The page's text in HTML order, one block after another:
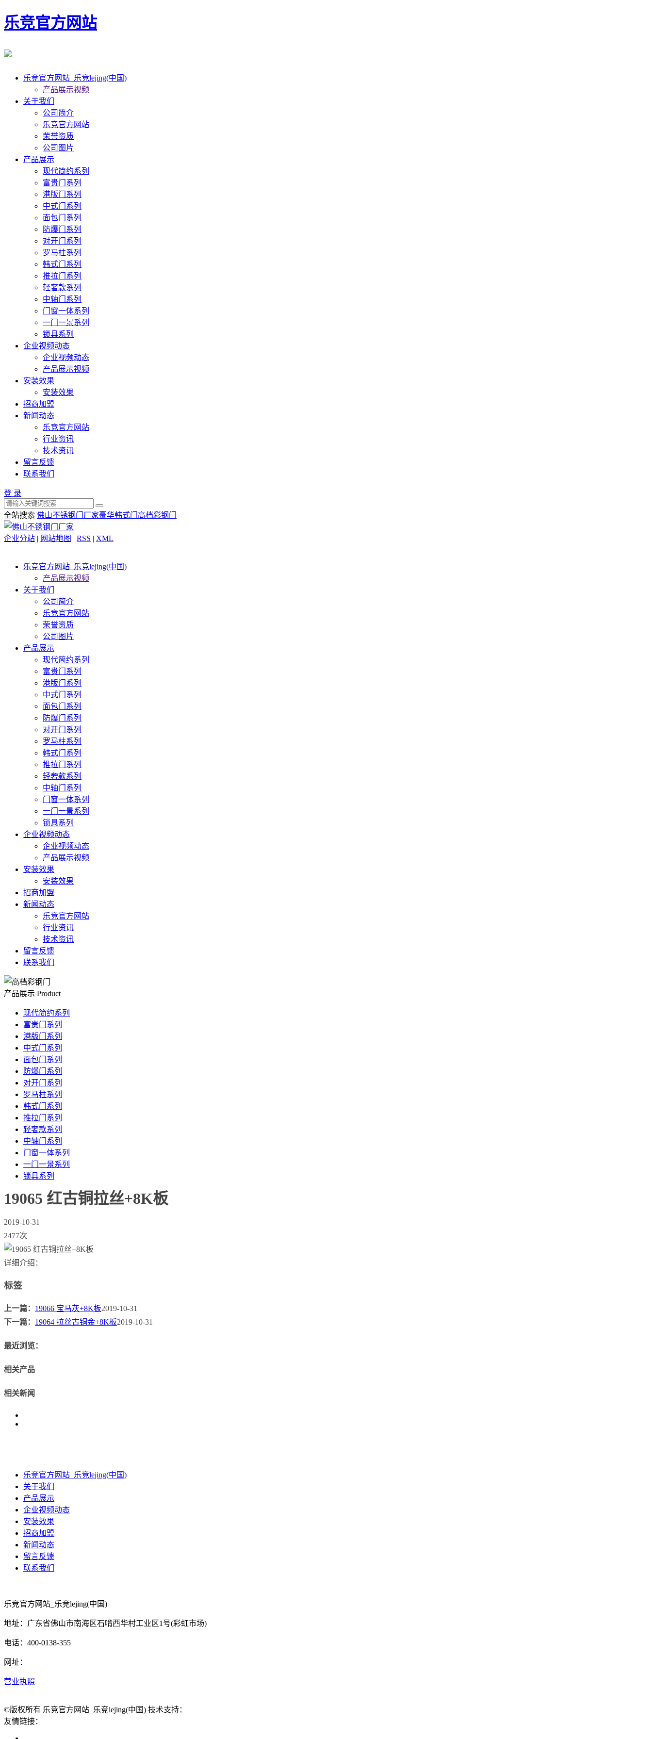
乐竞官方网站
乐竞官方网站_乐竞lejing(中国)
产品展示视频
关于我们
公司简介
乐竞官方网站
荣誉资质
公司图片
产品展示
现代简约系列
富贵门系列
港版门系列
中式门系列
面包门系列
防爆门系列
对开门系列
罗马柱系列
韩式门系列
推拉门系列
轻奢款系列
中轴门系列
门窗一体系列
一门一景系列
锁具系列
企业视频动态
企业视频动态
产品展示视频
安装效果
安装效果
招商加盟
新闻动态
乐竞官方网站
行业资讯
技术资讯
留言反馈
联系我们
登 录
全站搜索 佛山不锈钢门厂家豪华韩式门 高档彩钢门
企业分站 | 网站地图 | RSS | XML
乐竞官方网站_乐竞lejing(中国)
产品展示视频
关于我们
公司简介
乐竞官方网站
荣誉资质
公司图片
产品展示
现代简约系列
富贵门系列
港版门系列
中式门系列
面包门系列
防爆门系列
对开门系列
罗马柱系列
韩式门系列
推拉门系列
轻奢款系列
中轴门系列
门窗一体系列
一门一景系列
锁具系列
企业视频动态
企业视频动态
产品展示视频
安装效果
安装效果
招商加盟
新闻动态
乐竞官方网站
行业资讯
技术资讯
留言反馈
联系我们
产品展示 Product
现代简约系列
富贵门系列
港版门系列
中式门系列
面包门系列
防爆门系列
对开门系列
罗马柱系列
韩式门系列
推拉门系列
轻奢款系列
中轴门系列
门窗一体系列
一门一景系列
锁具系列
19065 红古铜拉丝+8K板
2019-10-31
2477次
详细介绍：
标签
上一篇： 19066 宝马灰+8K板2019-10-31
下一篇： 19064 拉丝古铜金+8K板2019-10-31
最近浏览：
相关产品
相关新闻
乐竞官方网站_乐竞lejing(中国)
关于我们
产品展示
企业视频动态
安装效果
招商加盟
新闻动态
留言反馈
联系我们
乐竞官方网站_乐竞lejing(中国)
地址：广东省佛山市南海区石啃西华村工业区1号(彩虹市场)
电话：400-0138-355
网址：
营业执照
©版权所有 乐竞官方网站_乐竞lejing(中国) 技术支持：
友情链接：